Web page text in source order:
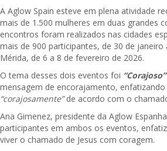
A Aglow Spain esteve em plena atividade
mais de 1.500 mulheres em duas grandes
encontros foram realizados nas cidades
mais de 900 participantes, de 30 de janeiro
Mérida, de 6 a 8 de fevereiro de 2026.
O tema desses dois eventos foi “Corajoso”
mensagem de encorajamento,
“corajosamente”de acordo com o
Ana Gimenez, presidente da Aglow
participantes em ambos os eventos,
viver o chamado de Jesus com coragem.